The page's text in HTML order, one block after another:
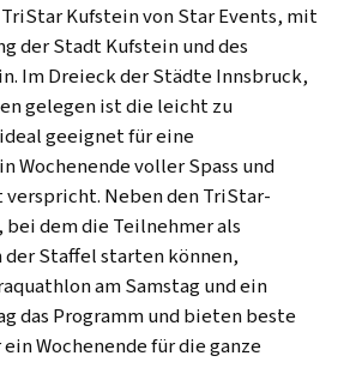
Kufstein von Star Events, mit
der Stadt Kufstein und des
Im Dreieck der Städte Innsbruck,
gelegen ist die leicht zu
geeignet für eine
Wochenende voller Spass und
Neben den TriStar-
bei dem die Teilnehmer als
Staffel starten können,
am Samstag und ein
das Programm und bieten beste
Wochenende für die ganze